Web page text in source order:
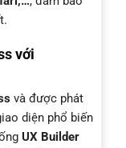
với
và được phát
diện phổ biến
UX Builder